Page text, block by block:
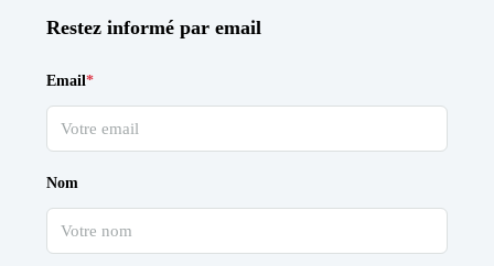
Restez informé par email
Email*
Nom